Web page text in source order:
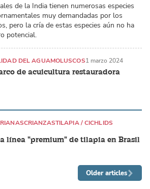
de la India tienen numerosas especies
muy demandadas por los
pero la cría de estas especies aún no ha
potencial.
de acuicultura restauradora
DEL AGUAMOLUSCOS1 marzo 2024
línea "premium" de tilapia en Brasil
CRIANZASTILAPIA / CICHLIDS
Older articles